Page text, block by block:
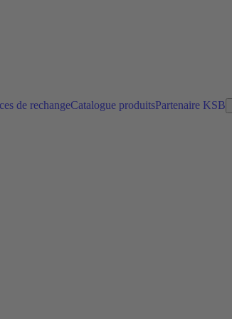
de rechangeCatalogue produitsPartenaire KSB